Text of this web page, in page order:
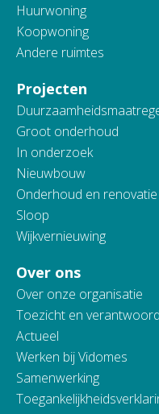
Huurwoning
Koopwoning
Andere ruimtes
Projecten
Groot onderhoud
In onderzoek
Nieuwbouw
Onderhoud en renovatie
Sloop
Wijkvernieuwing
Over ons
Over onze organisatie
Toezicht en
Actueel
Werken bij Vidomes
Samenwerking